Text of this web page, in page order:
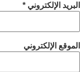
البريد الإلكتروني *
الموقع الإلكتروني